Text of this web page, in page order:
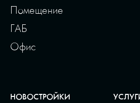
Помещение
ГАБ
Офис
НОВОСТРОЙКИ